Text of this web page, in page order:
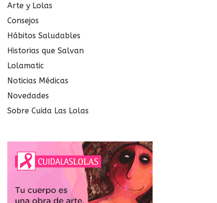
Arte y Lolas
Consejos
Hábitos Saludables
Historias que Salvan
Lolamatic
Noticias Médicas
Novedades
Sobre Cuida Las Lolas